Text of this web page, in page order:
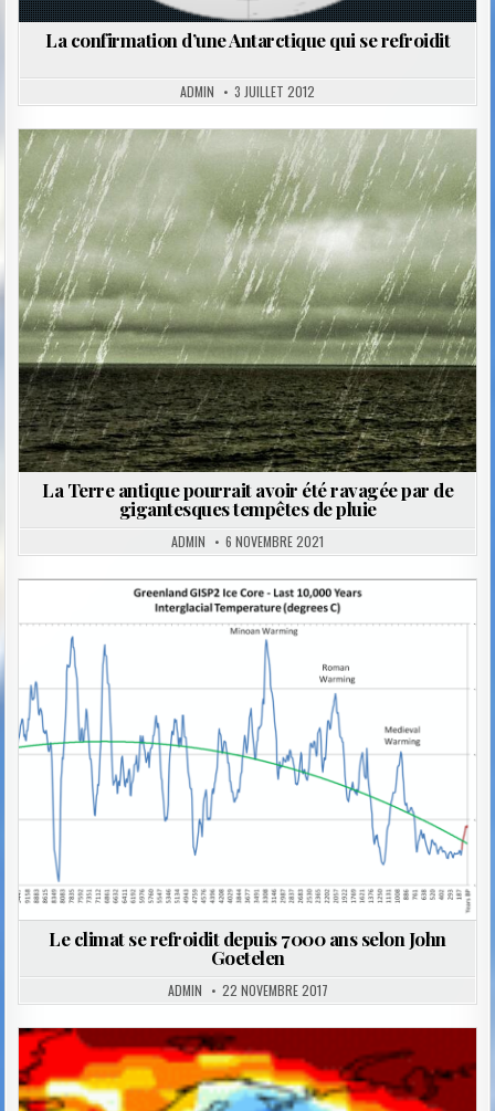
La confirmation d’une Antarctique qui se refroidit
ADMIN 3 JUILLET 2012
La Terre antique pourrait avoir été ravagée par de
gigantesques tempêtes de pluie
ADMIN 6 NOVEMBRE 2021
Posted
Le climat se refroidit depuis 7000 ans selon John
Goetelen
ADMIN 22 NOVEMBRE 2017
Posted
in